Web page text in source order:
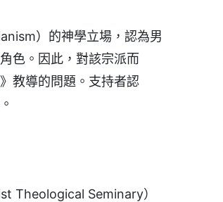
）的神學立場，認為男
色。因此，對該宗派而
教導的問題。支持者認
Theological Seminary）